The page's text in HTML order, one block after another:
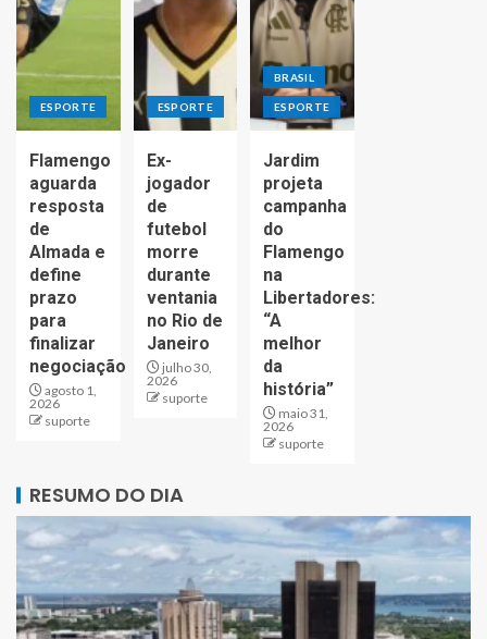
ESPORTE
Flamengo
aguarda
resposta
de
Almada e
define
prazo
para
finalizar
negociação
agosto 1,
2026
suporte
ESPORTE
Ex-
jogador
de
futebol
morre
durante
ventania
no Rio de
Janeiro
julho 30,
2026
suporte
BRASIL
ESPORTE
Jardim
projeta
campanha
do
Flamengo
na
Libertadores:
“A
melhor
da
história”
maio 31,
2026
suporte
RESUMO DO DIA